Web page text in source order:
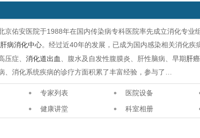
京佑安医院于1988年在国内传染病专科医院率先成立消化专业
肝病消化中心。经过近40年的发展，已成为国内感染相关消化疾
压症、消化道出血 、腹水及自发性腹膜炎、肝性脑病、早期肝癌
、消化系统疾病的诊疗方面积累了丰富经验，参与了…
专家列表 医院设备
健康讲堂 科室相册